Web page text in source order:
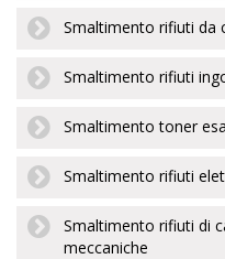
Smaltimento rifiuti da
Smaltimento rifiuti
Smaltimento toner
Smaltimento rifiuti
Smaltimento rifiuti di
meccaniche